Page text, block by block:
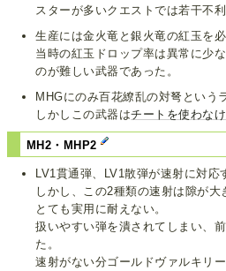
スターが多いクエストでは若干不利
生産には金火竜と銀火竜の紅玉を必
当時の紅玉ドロップ率は異常に少
のが難しい武器であった。
MHGにのみ百花繚乱の対弩という
しかしこの武器はチートを使わな
MH2・MHP2
LV1貫通弾、LV1散弾が速射に対応
しかし、この2種類の速射は隙が
とても実用に耐えない。
扱いやすい弾を潰されてしまい、
た。
速射がない分ゴールドヴァルキリ